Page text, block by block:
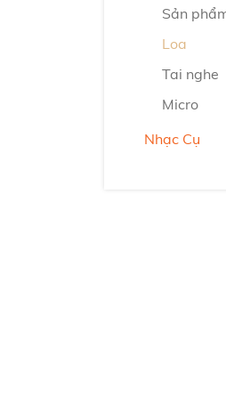
Sản
Loa
Tai nghe
Micro
Nhạc Cụ